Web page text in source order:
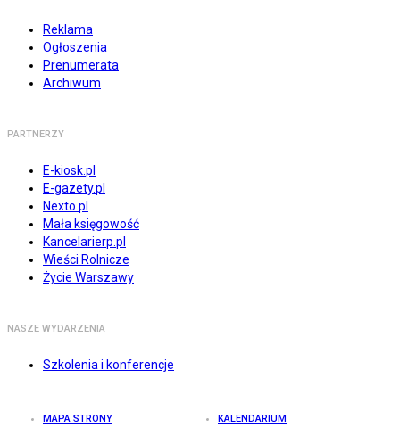
Reklama
Ogłoszenia
Prenumerata
Archiwum
PARTNERZY
E-kiosk.pl
E-gazety.pl
Nexto.pl
Mała księgowość
Kancelarierp.pl
Wieści Rolnicze
Życie Warszawy
NASZE WYDARZENIA
Szkolenia i konferencje
MAPA STRONY KALENDARIUM